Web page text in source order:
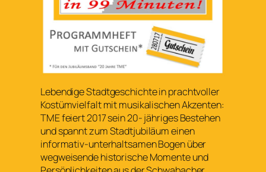
Lebendige Stadtgeschichte in prachtvoller
Kostümvielfalt mit musikalischen Akzenten:
TME feiert 2017 sein 20- jähriges Bestehen
und spannt zum Stadtjubiläum einen
informativ-unterhaltsamen Bogen über
wegweisende historische Momente und